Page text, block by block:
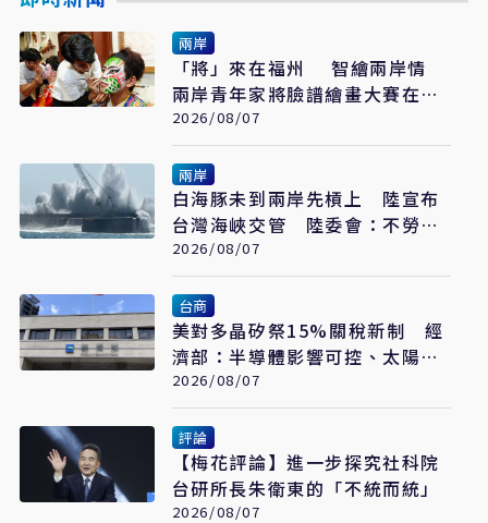
兩岸
「將」來在福州 智繪兩岸情
兩岸青年家將臉譜繪畫大賽在福
州開幕
2026/08/07
兩岸
白海豚未到兩岸先槓上 陸宣布
台灣海峽交管 陸委會：不勞費
心
2026/08/07
台商
美對多晶矽祭15%關稅新制 經
濟部：半導體影響可控、太陽能
產業衝擊有限
2026/08/07
評論
【梅花評論】進一步探究社科院
台研所長朱衛東的「不統而統」
2026/08/07